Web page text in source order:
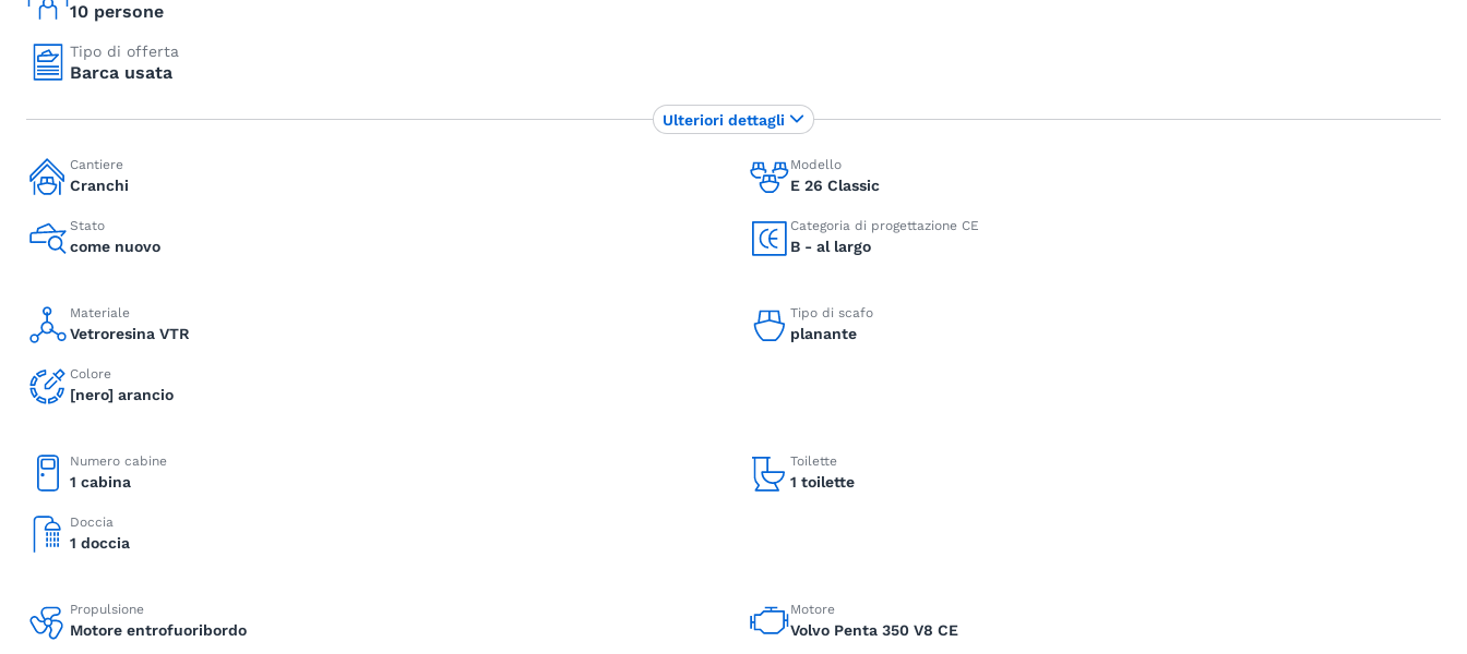
10 persone
Tipo di offerta
Barca usata
Cantiere
Cranchi
Modello
E 26 Classic
Stato
come nuovo
Categoria di progettazione CE
B - al largo
Materiale
Vetroresina VTR
Tipo di scafo
planante
Colore
[nero] arancio
Numero cabine
1 cabina
Toilette
1 toilette
Doccia
1 doccia
Propulsione
Motore entrofuoribordo
Motore
Volvo Penta 350 V8 CE
Ulteriori dettagli